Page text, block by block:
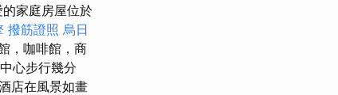
家庭房屋位於
撥筋證照 烏日
，咖啡館，商
心步行幾分
店在風景如畫